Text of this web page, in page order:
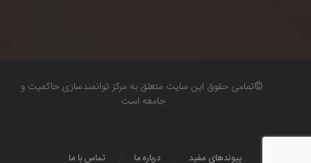
©تمامی حقوق این سایت متعلق به مرکز توانمندسازی حاکمیت و
جامعه است.
تماس با ما درباره ما پیوندهای مفید